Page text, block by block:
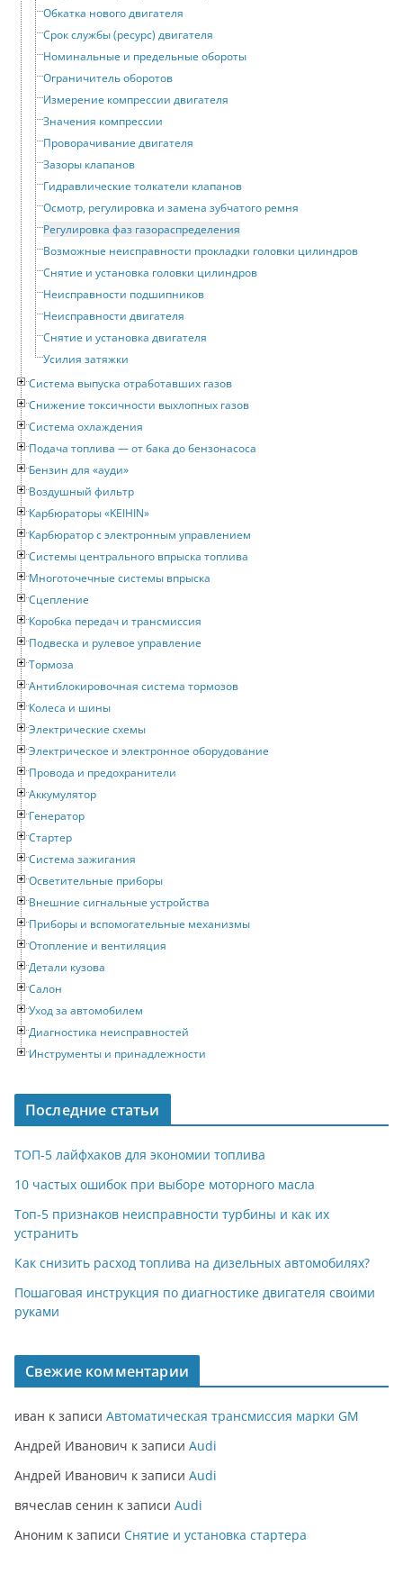
Обкатка нового двигателя
Срок службы (ресурс) двигателя
Номинальные и предельные обороты
Ограничитель оборотов
Измерение компрессии двигателя
Значения компрессии
Проворачивание двигателя
Зазоры клапанов
Гидравлические толкатели клапанов
Осмотр, регулировка и замена зубчатого ремня
Регулировка фаз газораспределения
Возможные неисправности прокладки головки цилиндров
Снятие и установка головки цилиндров
Неисправности подшипников
Неисправности двигателя
Снятие и установка двигателя
Усилия затяжки
Система выпуска отработавших газов
Снижение токсичности выхлопных газов
Система охлаждения
Подача топлива — от бака до бензонасоса
Бензин для «ауди»
Воздушный фильтр
Карбюраторы «KEIHIN»
Карбюратор с электронным управлением
Системы центрального впрыска топлива
Многоточечные системы впрыска
Сцепление
Коробка передач и трансмиссия
Подвеска и рулевое управление
Тормоза
Антиблокировочная система тормозов
Колеса и шины
Электрические схемы
Электрическое и электронное оборудование
Провода и предохранители
Аккумулятор
Генератор
Стартер
Система зажигания
Осветительные приборы
Внешние сигнальные устройства
Приборы и вспомогательные механизмы
Отопление и вентиляция
Детали кузова
Салон
Уход за автомобилем
Диагностика неисправностей
Инструменты и принадлежности
Последние статьи
ТОП-5 лайфхаков для экономии топлива
10 частых ошибок при выборе моторного масла
Топ-5 признаков неисправности турбины и как их
устранить
Как снизить расход топлива на дизельных автомобилях?
Пошаговая инструкция по диагностике двигателя своими
руками
Свежие комментарии
иван к записи Автоматическая трансмиссия марки GM
Андрей Иванович к записи Audi
Андрей Иванович к записи Audi
вячеслав сенин к записи Audi
Аноним к записи Снятие и установка стартера